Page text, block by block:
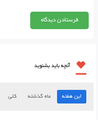
آنچه باید بشنوید
این هفته ماه گذشته کلی